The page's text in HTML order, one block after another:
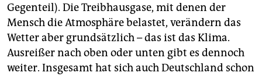
Gegenteil). Die Treibhausgase, mit denen der
Mensch die Atmosphäre belastet, verändern das
Wetter aber grundsätzlich – das ist das Klima.
Ausreißer nach oben oder unten gibt es dennoch
weiter. Insgesamt hat sich auch Deutschland schon